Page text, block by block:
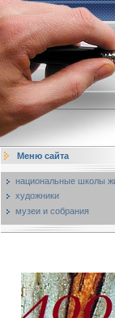
Меню сайта
национальные школы
художники
музеи и собрания